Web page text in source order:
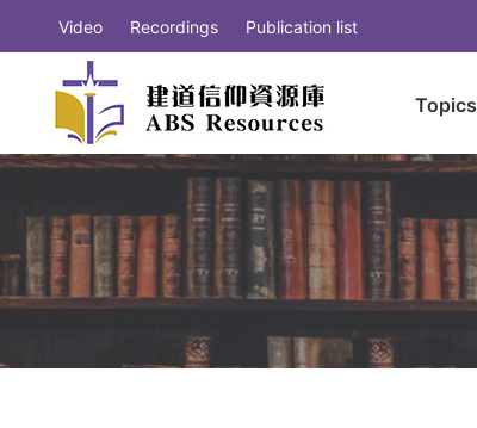
Video Recordings Publication list
Topics